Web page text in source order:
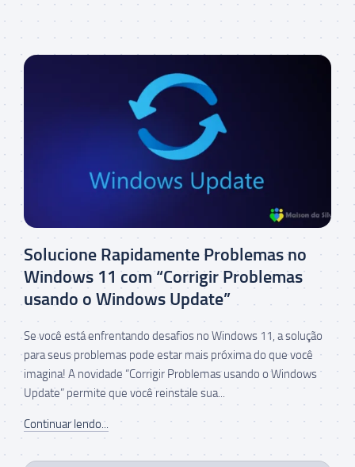
Solucione Rapidamente Problemas no
Windows 11 com “Corrigir Problemas
usando o Windows Update”
Se você está enfrentando desafios no Windows 11, a solução
para seus problemas pode estar mais próxima do que você
imagina! A novidade “Corrigir Problemas usando o Windows
Update” permite que você reinstale sua...
Continuar lendo...